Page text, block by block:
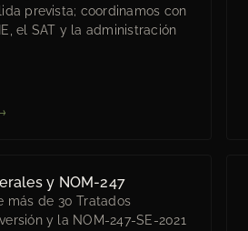
prevista; coordinamos con
el SAT y la administración
y NOM-247
más de 30 Tratados
y la NOM-247-SE-2021